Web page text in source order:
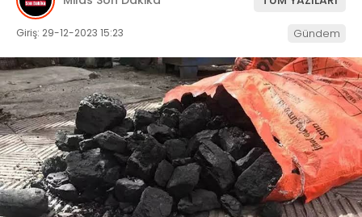
İhbar Hattı
Facebook
Giriş: 29-12-2023 15:23 Gündem